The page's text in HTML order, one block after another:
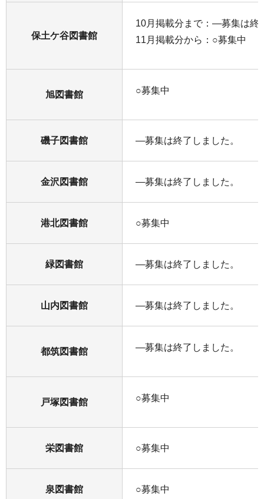
保土ケ谷図書館
10月掲載分まで：―募集は終
11月掲載分から：○募集中
旭図書館 ○募集中
磯子図書館 ―募集は終了しました。
金沢図書館 ―募集は終了しました。
港北図書館 ○募集中
緑図書館 ―募集は終了しました。
山内図書館 ―募集は終了しました。
都筑図書館 ―募集は終了しました。
戸塚図書館 ○募集中
栄図書館 ○募集中
泉図書館 ○募集中